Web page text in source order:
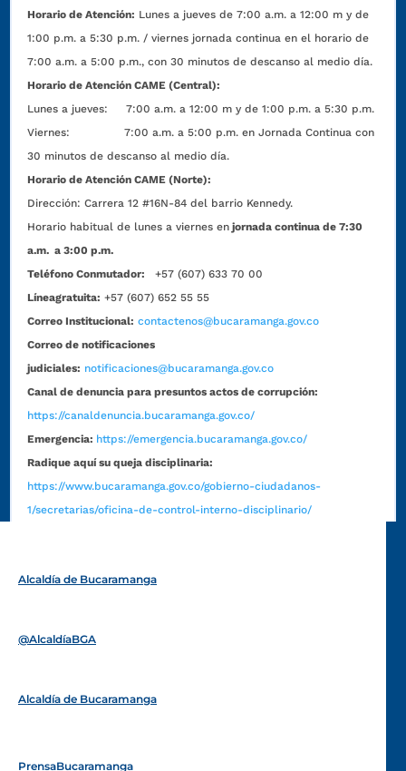
Horario de Atención: Lunes a jueves de 7:00 a.m. a 12:00 m y de
1:00 p.m. a 5:30 p.m. / viernes jornada continua en el horario de
7:00 a.m. a 5:00 p.m., con 30 minutos de descanso al medio día.
Horario de Atención CAME (Central):
Lunes a jueves: 7:00 a.m. a 12:00 m y de 1:00 p.m. a 5:30 p.m.
Viernes: 7:00 a.m. a 5:00 p.m. en Jornada Continua con
30 minutos de descanso al medio día.
Horario de Atención CAME (Norte):
Dirección:Carrera 12 #16N-84 del barrio Kennedy.
Horario habitual de lunes a viernes en jornada continua de 7:30
a.m. a 3:00 p.m.
Teléfono Conmutador:
+57 (607) 633 70 00
Líneagratuita: +57 (607) 652 55 55
Correo Institucional: contactenos@bucaramanga.gov.co
Correo de notificaciones
judiciales: notificaciones@bucaramanga.gov.co
Canal de denuncia para presuntos actos de corrupción:
https://canaldenuncia.bucaramanga.gov.co/
Emergencia: https://emergencia.bucaramanga.gov.co/
Radique aquí su queja disciplinaria:
https://www.bucaramanga.gov.co/gobierno-ciudadanos-
1/secretarias/oficina-de-control-interno-disciplinario/
Alcaldía de Bucaramanga
@AlcaldíaBGA
Alcaldía de Bucaramanga
PrensaBucaramanga